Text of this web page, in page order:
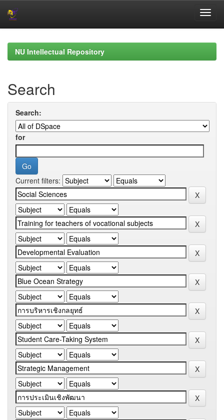
navigationNU Intellectual Repository
Search
Search:
for
Current filters: